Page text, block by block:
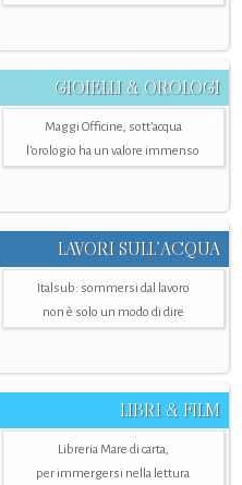
GIOIELLI & OROLOGI
Maggi Officine, sott’acqua
l'orologio ha un valore immenso
LAVORI SULL’ACQUA
Italsub: sommersi dal lavoro
non è solo un modo di dire
LIBRI & FILM
Libreria Mare di carta,
per immergersi nella lettura